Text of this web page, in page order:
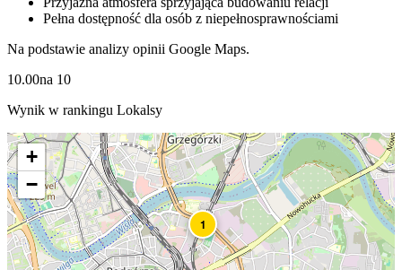
Pełna dostępność dla osób z niepełnosprawnościami
Na podstawie analizy opinii Google Maps.
10.00na 10
Wynik w rankingu Lokalsy
1
+
−